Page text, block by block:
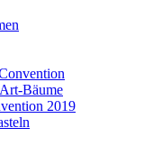
Bäume
2019